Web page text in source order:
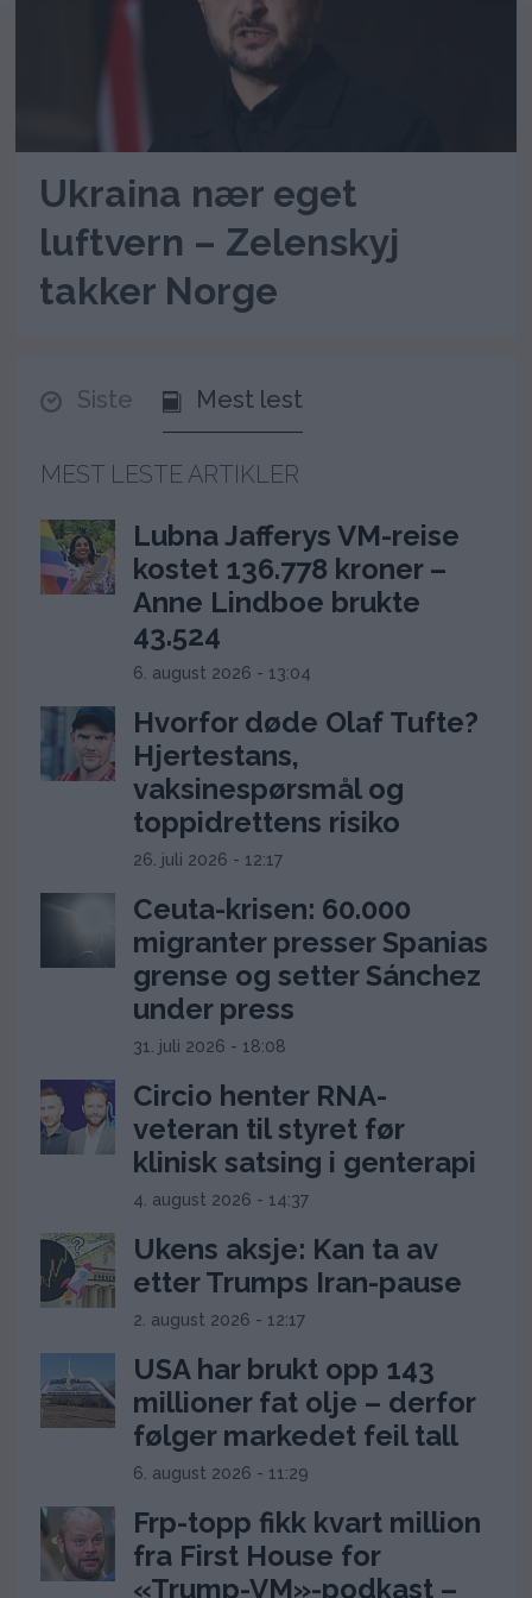
Ukraina nær eget
luftvern – Zelenskyj
takker Norge
Siste Mest lest
MEST LESTE ARTIKLER
Lubna Jafferys VM-reise
kostet 136.778 kroner –
Anne Lindboe brukte
43.524
6. august 2026 - 13:04
Hvorfor døde Olaf Tufte?
Hjertestans,
vaksinespørsmål og
toppidrettens risiko
26. juli 2026 - 12:17
Ceuta-krisen: 60.000
migranter presser Spanias
grense og setter Sánchez
under press
31. juli 2026 - 18:08
Circio henter RNA-
veteran til styret før
klinisk satsing i genterapi
4. august 2026 - 14:37
Ukens aksje: Kan ta av
etter Trumps Iran-pause
2. august 2026 - 12:17
USA har brukt opp 143
millioner fat olje – derfor
følger markedet feil tall
6. august 2026 - 11:29
Frp-topp fikk kvart million
fra First House for
«Trump-VM»-podkast –